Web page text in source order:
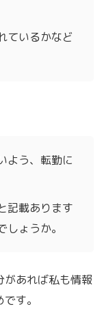
ているかなど
よう、転勤に
記載あります
ょうか。
があれば私も情報
す。